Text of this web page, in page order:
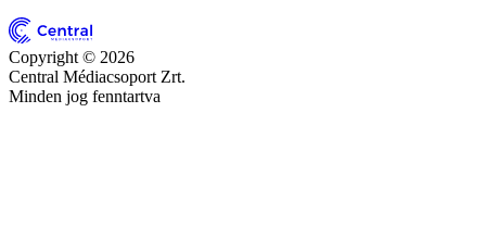
Copyright © 2026
Central Médiacsoport Zrt.
Minden jog fenntartva